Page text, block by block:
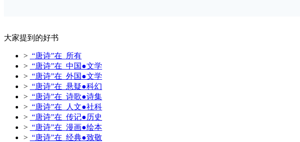
大家提到的好书
> “唐诗”在 所有
> “唐诗”在 中国●文学
> “唐诗”在 外国●文学
> “唐诗”在 悬疑●科幻
> “唐诗”在 诗歌●诗集
> “唐诗”在 人文●社科
> “唐诗”在 传记●历史
> “唐诗”在 漫画●绘本
> “唐诗”在 经典●致敬